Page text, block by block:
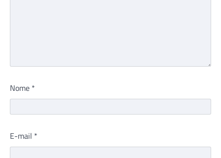
Nome *
E-mail *